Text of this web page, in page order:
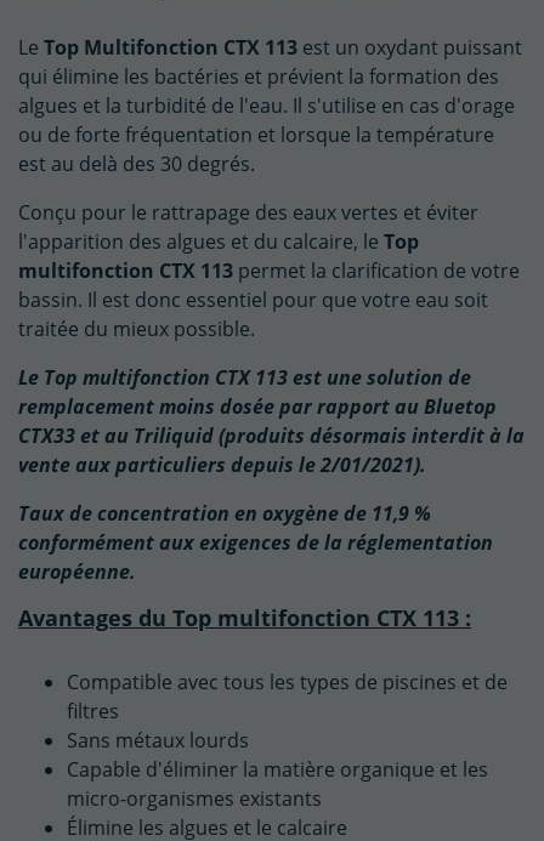
Le Top Multifonction CTX 113 est un oxydant puissant
qui élimine les bactéries et prévient la formation des
algues et la turbidité de l'eau. Il s'utilise en cas d'orage
ou de forte fréquentation et lorsque la température
est au delà des 30 degrés.
Conçu pour le rattrapage des eaux vertes et éviter
l'apparition des algues et du calcaire, le Top
multifonction CTX 113 permet la clarification de votre
bassin. Il est donc essentiel pour que votre eau soit
traitée du mieux possible.
Le Top multifonction CTX 113 est une solution de
remplacement moins dosée par rapport au Bluetop
CTX33 et au Triliquid (produits désormais interdit à la
vente aux particuliers depuis le 2/01/2021).
Taux de concentration en oxygène de 11,9 %
conformément aux exigences de la réglementation
européenne.
Avantages du Top multifonction CTX 113 :
Compatible avec tous les types de piscines et de
filtres
Sans métaux lourds
Capable d'éliminer la matière organique et les
micro-organismes existants
Élimine les algues et le calcaire